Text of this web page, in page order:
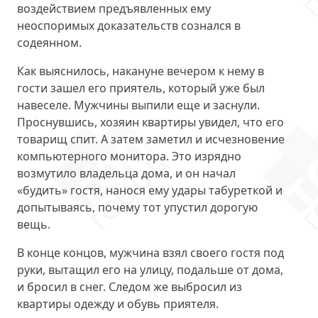
воздействием предъявленных ему
неоспоримых доказательств сознался в
содеянном.
Как выяснилось, накануне вечером к нему в
гости зашел его приятель, который уже был
навеселе. Мужчины выпили еще и заснули.
Проснувшись, хозяин квартиры увидел, что его
товарищ спит. А затем заметил и исчезновение
компьютерного монитора. Это изрядно
возмутило владельца дома, и он начал
«будить» гостя, нанося ему удары табуреткой и
допытываясь, почему тот упустил дорогую
вещь.
В конце концов, мужчина взял своего гостя под
руки, вытащил его на улицу, подальше от дома,
и бросил в снег. Следом же выбросил из
квартиры одежду и обувь приятеля.